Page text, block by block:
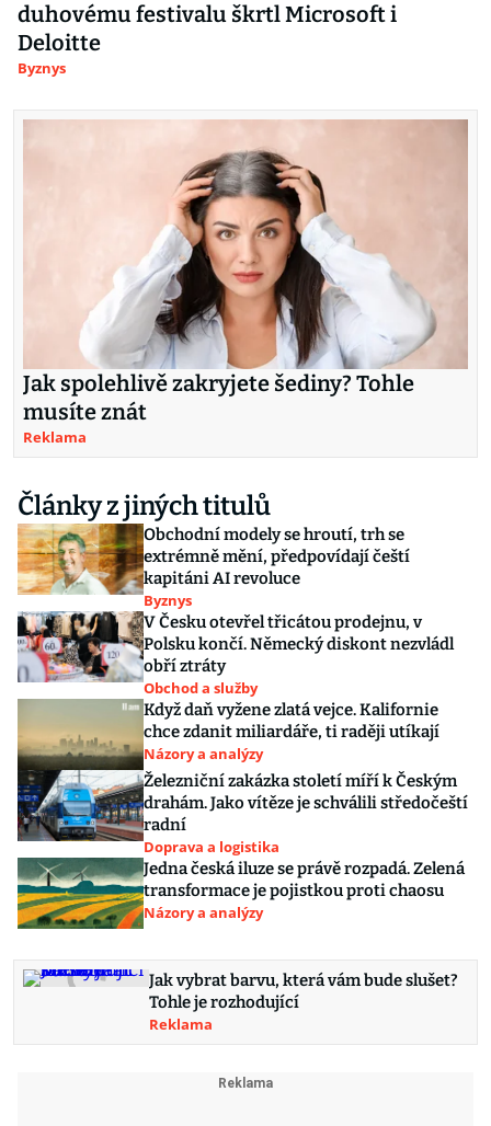
duhovému festivalu škrtl Microsoft i
Deloitte
Byznys
Jak spolehlivě zakryjete šediny? Tohle
musíte znát
Reklama
Články z jiných titulů
Obchodní modely se hroutí, trh se
extrémně mění, předpovídají čeští
kapitáni AI revoluce
Byznys
V Česku otevřel třicátou prodejnu, v
Polsku končí. Německý diskont nezvládl
obří ztráty
Obchod a služby
Když daň vyžene zlatá vejce. Kalifornie
chce zdanit miliardáře, ti raději utíkají
Názory a analýzy
Železniční zakázka století míří k Českým
drahám. Jako vítěze je schválili středočeští
radní
Doprava a logistika
Jedna česká iluze se právě rozpadá. Zelená
transformace je pojistkou proti chaosu
Názory a analýzy
Jak vybrat barvu, která vám bude slušet?
Tohle je rozhodující
Reklama